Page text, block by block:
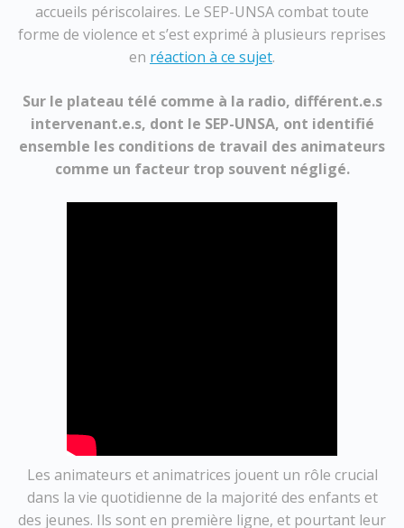
accueils périscolaires. Le SEP-UNSA combat toute
forme de violence et s’est exprimé à plusieurs reprises
en réaction à ce sujet.
Sur le plateau télé comme à la radio, différent.e.s
intervenant.e.s, dont le SEP-UNSA, ont identifié
ensemble les conditions de travail des animateurs
comme un facteur trop souvent négligé.
Les animateurs et animatrices jouent un rôle crucial
dans la vie quotidienne de la majorité des enfants et
des jeunes. Ils sont en première ligne, et pourtant leur